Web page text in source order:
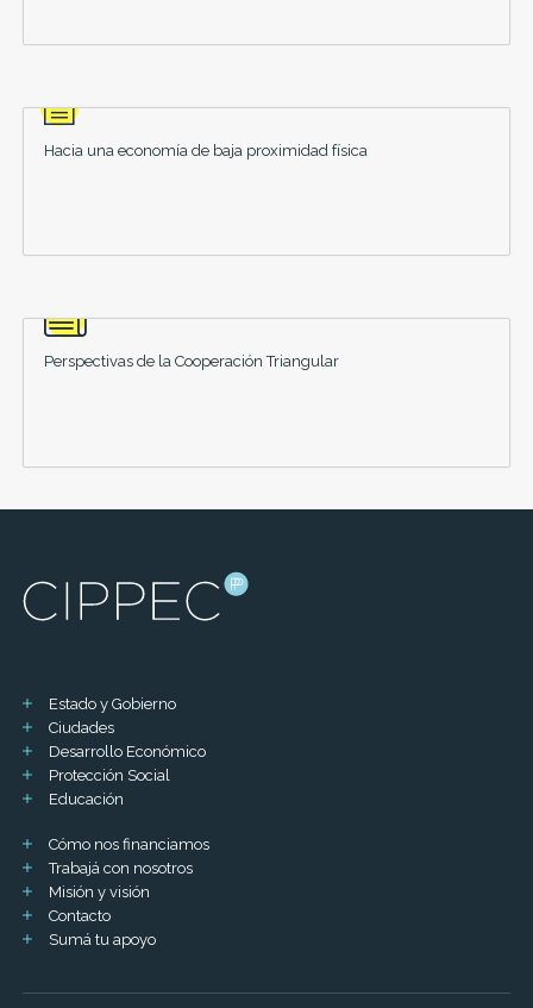
Hacia una economía de baja proximidad física
Perspectivas de la Cooperación Triangular
Estado y Gobierno
Ciudades
Desarrollo Económico
Protección Social
Educación
Cómo nos financiamos
Trabajá con nosotros
Misión y visión
Contacto
Sumá tu apoyo